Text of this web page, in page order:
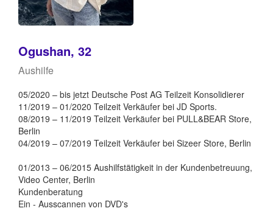
Ogushan, 32
Aushilfe
05/2020 – bis jetzt Deutsche Post AG Teilzeit Konsolidierer
11/2019 – 01/2020 Teilzeit Verkäufer bei JD Sports.
08/2019 – 11/2019 Teilzeit Verkäufer bei PULL&BEAR Store,
Berlin
04/2019 – 07/2019 Teilzeit Verkäufer bei Sizeer Store, Berlin
01/2013 – 06/2015 Aushilfstätigkeit in der Kundenbetreuung,
Video Center, Berlin
Kundenberatung
Ein - Ausscannen von DVD's